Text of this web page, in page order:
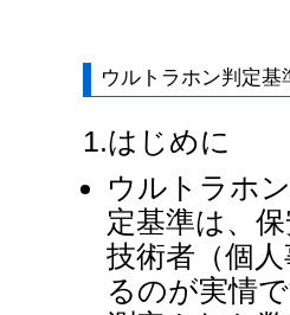
ウルトラホン判定
1.はじめに
ウルトラホ
定基準は、
技術者（個
るのが実情で